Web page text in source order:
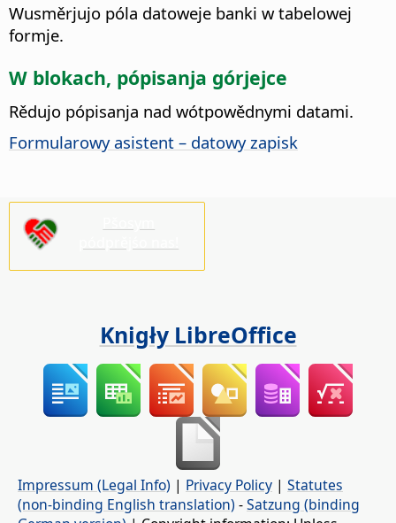
Wusměrjujo póla datoweje banki w tabelowej
formje.
W blokach, pópisanja górjejce
Rědujo pópisanja nad wótpowědnymi datami.
Formularowy asistent – datowy zapisk
Knigły LibreOffice
Impressum (Legal Info) | Privacy Policy | Statutes
(non-binding English translation) -Satzung (binding